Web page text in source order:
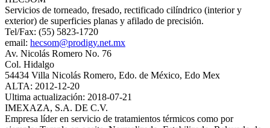
Servicios de torneado, fresado, rectificado cilíndrico (interior y
exterior) de superficies planas y afilado de precisión.
Tel/Fax: (55) 5823-1720
email: hecsom@prodigy.net.mx
Av. Nicolás Romero No. 76
Col. Hidalgo
54434 Villa Nicolás Romero, Edo. de México, Edo Mex
ALTA: 2012-12-20
Ultima actualización: 2018-07-21
IMEXAZA, S.A. DE C.V.
Empresa líder en servicio de tratamientos térmicos como por